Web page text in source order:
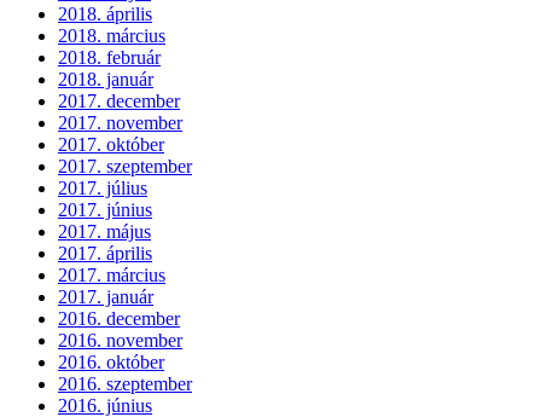
2018. április
2018. március
2018. február
2018. január
2017. december
2017. november
2017. október
2017. szeptember
2017. július
2017. június
2017. május
2017. április
2017. március
2017. január
2016. december
2016. november
2016. október
2016. szeptember
2016. június